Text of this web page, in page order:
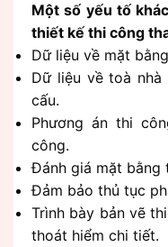
Một số yếu tố
thiết kế thi công
Dữ liệu về mặt
Dữ liệu về toà
cấu.
Phương án thi
công.
Đánh giá mặt bằng
Đảm bảo thủ tục
Trình bày bản vẽ
thoát hiểm chi tiết.